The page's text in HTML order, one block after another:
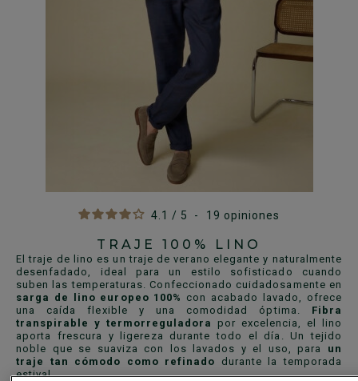
4.1 / 5 - 19 opiniones
TRAJE 100% LINO
El traje de lino es un traje de verano elegante y naturalmente
desenfadado, ideal para un estilo sofisticado cuando
suben las temperaturas. Confeccionado cuidadosamente en
sarga de lino europeo 100% con acabado lavado, ofrece
una caída flexible y una comodidad óptima. Fibra
transpirable y termorreguladora
por excelencia, el lino
aporta frescura y ligereza durante todo el día. Un tejido
noble que se suaviza con los lavados y el uso, para un
traje tan cómodo como refinado durante la temporada
estival.